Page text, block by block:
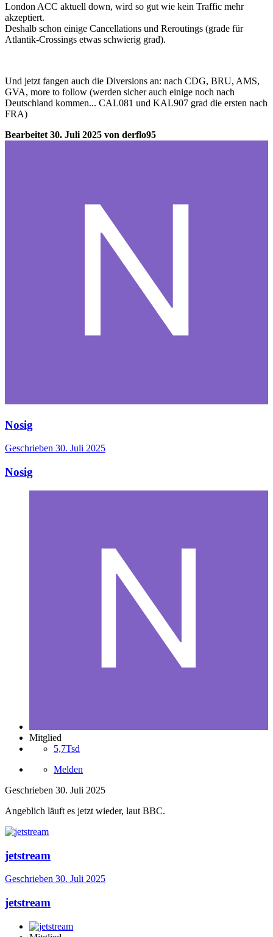
London ACC aktuell down, wird so gut wie kein Traffic mehr
akzeptiert.
Deshalb schon einige Cancellations und Reroutings (grade für
Atlantik-Crossings etwas schwierig grad).
Und jetzt fangen auch die Diversions an: nach CDG, BRU, AMS,
GVA, more to follow (werden sicher auch einige noch nach
Deutschland kommen... CAL081 und KAL907 grad die ersten nach
FRA)
Bearbeitet 30. Juli 2025 von derflo95
Nosig
Geschrieben 30. Juli 2025
Nosig
Mitglied
5,7Tsd
Melden
Geschrieben 30. Juli 2025
Angeblich läuft es jetzt wieder, laut BBC.
jetstream
Geschrieben 30. Juli 2025
jetstream